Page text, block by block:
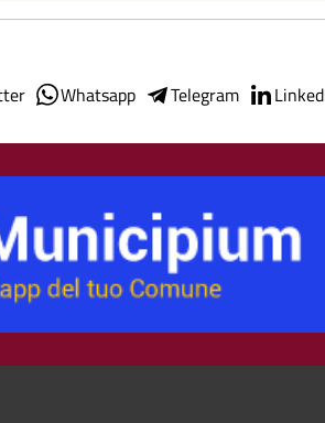
Whatsapp Telegram